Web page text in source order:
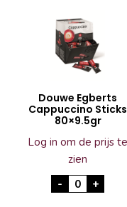
Douwe Egberts
Cappuccino Sticks
80×9.5gr
Log in om de prijs te
zien
- Douwe
+